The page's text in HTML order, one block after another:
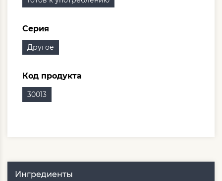
Серия
Другое
Код продукта
30013
Ингредиенты